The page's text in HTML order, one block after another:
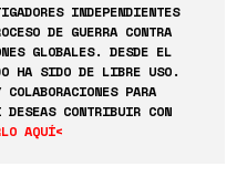
INDEPENDIENTES
DE GUERRA CONTRA
GLOBALES. DESDE EL
HA SIDO DE LIBRE USO.
PARA
CONTRIBUIR CON
AQUÍ<